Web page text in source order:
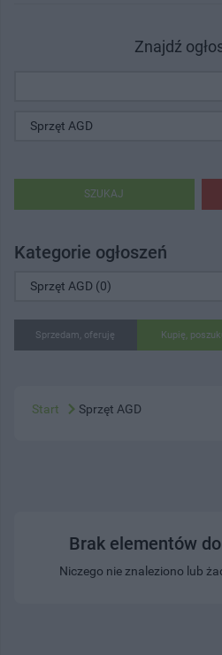
Znajdź
SZUKAJ
Kategorie ogłoszeń
Sprzedam, oferuję Kupię,
Start Sprzęt AGD
Brak elementów
Niczego nie znaleziono lub